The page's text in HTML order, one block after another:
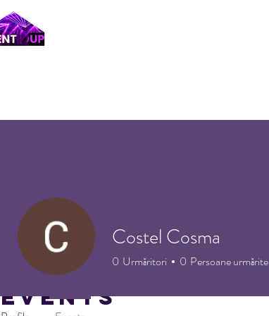
Events
Costel Cosma
0 Urmăritori 0 Persoane urmărite